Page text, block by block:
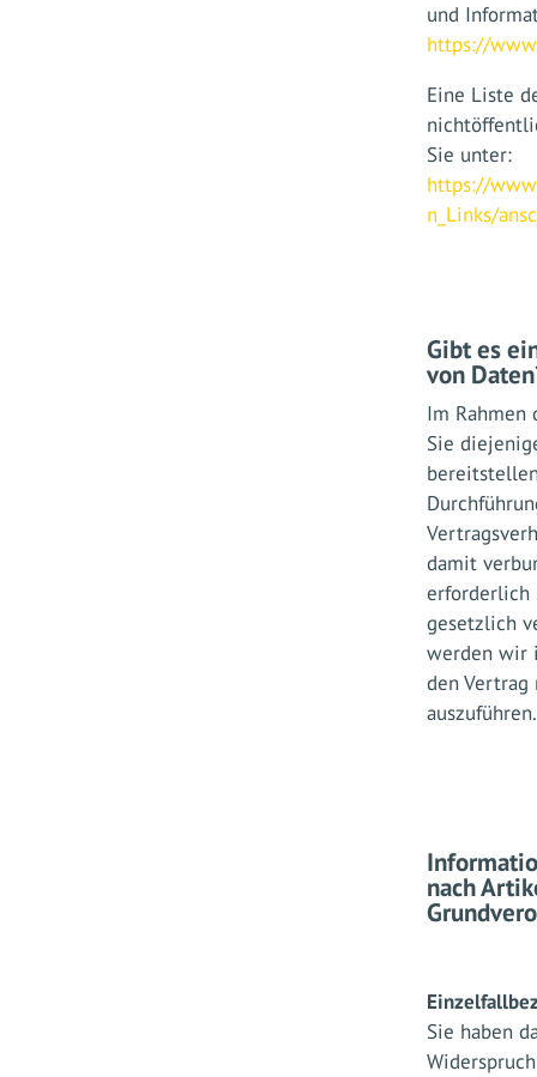
und
https://
Eine Liste
Sie unter:
https://
n_Links/
Gibt es
von
Im Rahmen
Sie
damit
erforderlich
gesetzlich
werden wir
den
auszuführen.
nach
Sie haben